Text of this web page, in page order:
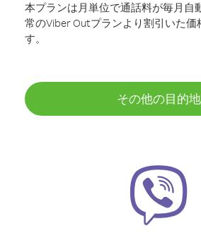
本プランは月単位で通話料が毎月自
常のViber Outプランより割引いた価
す。
その他の目的地